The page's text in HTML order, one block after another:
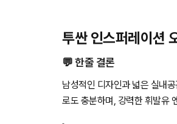
투싼 인스퍼레이션
💬 한줄 결론
남성적인 디자인과 넓은 실내
로도 충분하며, 강력한 휘발유